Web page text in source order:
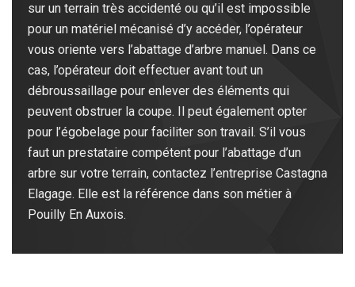
sur un terrain très accidenté ou qu’il est impossible
pour un matériel mécanisé d’y accéder, l’opérateur
vous oriente vers l’abattage d’arbre manuel. Dans ce
cas, l’opérateur doit effectuer avant tout un
débroussaillage pour enlever des éléments qui
peuvent obstruer la coupe. Il peut également opter
pour l’égobelage pour faciliter son travail. S’il vous
faut un prestataire compétent pour l’abattage d’un
arbre sur votre terrain, contactez l’entreprise Castagna
Elagage. Elle est la référence dans son métier à
Pouilly En Auxois.